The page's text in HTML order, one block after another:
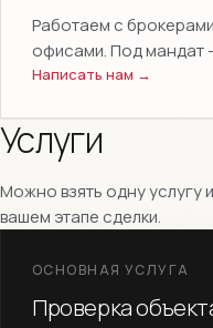
Работаем с
офисами. Под мандат
Написать нам →
Услуги
Можно взять одну услугу
вашем этапе сделки.
ОСНОВНАЯ УСЛУГА
Проверка